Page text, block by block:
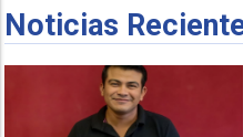
Noticias